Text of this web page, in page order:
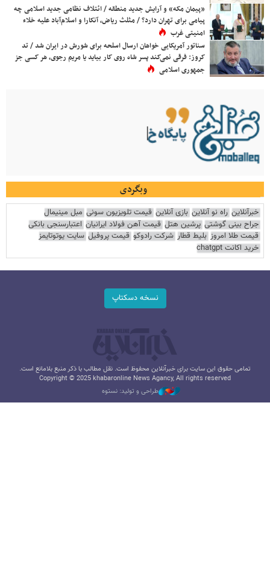
«پیمان مکه» و آرایش جدید منطقه / ائتلاف نظامی جدید اسلامی چه
پیامی برای تهران دارد؟ / مثلث ریاض، آنکارا و اسلام‌آباد علیه خلاء
امنیتی غرب
سناتور آمریکایی خواهان ارسال اسلحه برای شورش در ایران شد / تد
کروز: فرقی نمی‌کند پسر شاه روی کار بیاید یا مریم رجوی، هر کسی جز
جمهوری اسلامی
وبگردی
خبرآنلاین راه نو آنلاین بازی آنلاین قیمت تلویزیون سونی مبل مینیمال
جراح بینی گوشتی پرشین هتل قیمت آهن فولاد ایرانیان اعتبارسنجی بانکی
قیمت طلا امروز بلیط قطار شرکت رادوکو قیمت پروفیل سایت یوتوتایمز
خرید اکانت chatgpt
نسخه دسکتاپ
تمامی حقوق این سایت برای خبرآنلاین محفوظ است. نقل مطالب با ذکر منبع بلامانع است.
Copyright © 2025 khabaronline News Agancy, All rights reserved
طراحی و تولید: نستوه